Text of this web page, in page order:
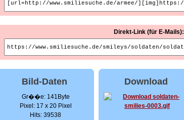
Direkt-Link (für E-Mails):
Bild-Daten
Gr��e: 141Byte
Pixel: 17 x 20 Pixel
Hits: 39538
Download